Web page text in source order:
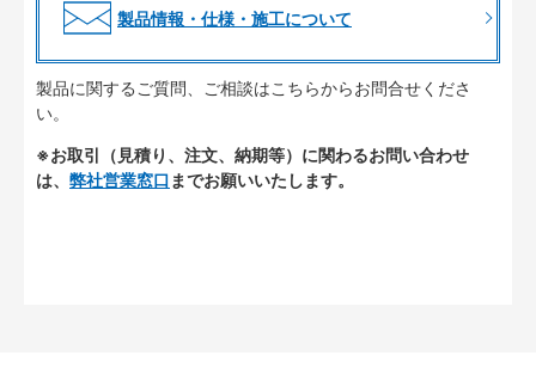
製品情報・仕様・施工について
製品に関するご質問、ご相談はこちらからお問合せくださ
い。
※お取引（見積り、注文、納期等）に関わるお問い合わせ
は、 弊社営業窓口 までお願いいたします。